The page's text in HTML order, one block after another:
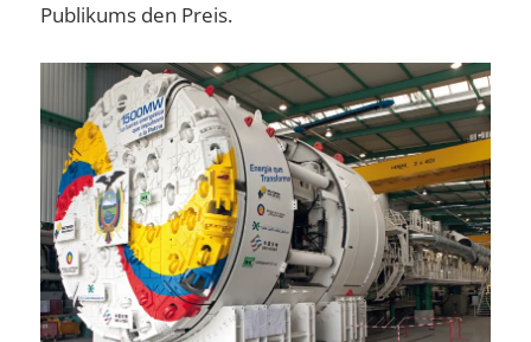
Publikums den Preis.